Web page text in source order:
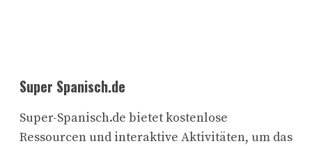
Super Spanisch.de
Super-Spanisch.de bietet kostenlose
Ressourcen und interaktive Aktivitäten, um das